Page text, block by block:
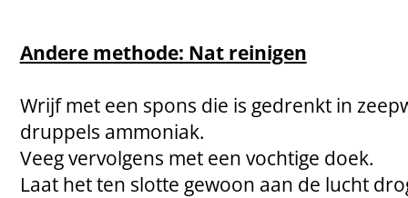
Andere methode: Nat reinigen
Wrijf met een spons die is gedrenkt in
druppels ammoniak.
Veeg vervolgens met een vochtige doek.
Laat het ten slotte gewoon aan de lucht